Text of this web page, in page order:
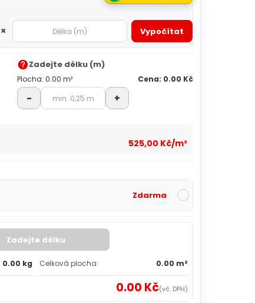
× Vypočítat
Zadejte délku (m)
Plocha: 0.00 m² Cena: 0.00 Kč
- +
525,00 Kč/m²
Zdarma
0.00 kg Celková plocha: 0.00 m²
0.00 Kč(vč. DPH)
Zadejte délku